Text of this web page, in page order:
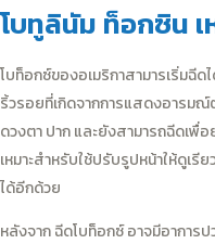
โบทูลินัม ท็อกซิน เ
โบท็อกซ์ของอเมริกาสามารเริ่มฉี
ริ้วรอยที่เกิดจากการแสดงอารมณ์
ดวงตา ปาก และยังสามารถฉีดเพื่
เหมาะสำหรับใช้ปรับรูปหน้าให้ดูเ
ได้อีกด้วย
หลังจาก ฉีดโบท็อกซ์ อาจมีอาการ